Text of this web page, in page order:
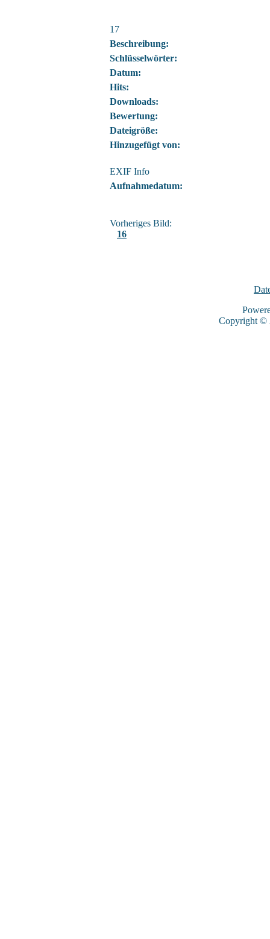
17
Beschreibung:
Schlüsselwörter:
Datum:
Hits:
Downloads:
Bewertung:
Dateigröße:
Hinzugefügt von:
EXIF Info
Aufnahmedatum:
Vorheriges Bild:
16
Copyright ©